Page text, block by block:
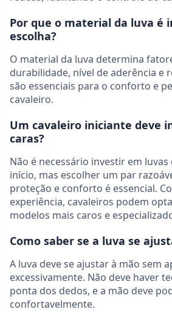
Por que o material da luva é
escolha?
O material da luva determina
durabilidade, nível de aderência e
são essenciais para o conforto e
cavaleiro.
Um cavaleiro iniciante deve
caras?
Não é necessário investir em luvas
início, mas escolher um par
proteção e conforto é essencial.
experiência, cavaleiros podem
modelos mais caros e
Como saber se a luva se
A luva deve se ajustar à mão sem
excessivamente. Não deve haver
ponta dos dedos, e a mão deve
confortavelmente.